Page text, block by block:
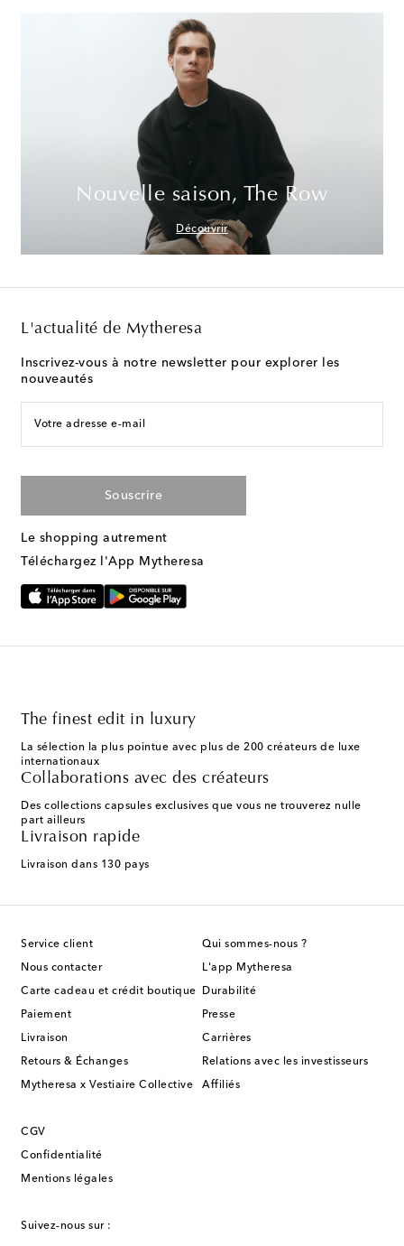
Nouvelle saison, The Row
Découvrir
L'actualité de Mytheresa
Inscrivez-vous à notre newsletter pour explorer les
nouveautés
Votre adresse e-mail
Souscrire
Le shopping autrement
Téléchargez l'App Mytheresa
The finest edit in luxury
La sélection la plus pointue avec plus de 200 créateurs de luxe
internationaux
Collaborations avec des créateurs
Des collections capsules exclusives que vous ne trouverez nulle
part ailleurs
Livraison rapide
Livraison dans 130 pays
Service client
Nous contacter
Carte cadeau et crédit boutique
Paiement
Livraison
Retours & Échanges
Mytheresa x Vestiaire Collective
Qui sommes-nous ?
L'app Mytheresa
Durabilité
Presse
Carrières
Relations avec les investisseurs
Affiliés
CGV
Confidentialité
Mentions légales
Suivez-nous sur :